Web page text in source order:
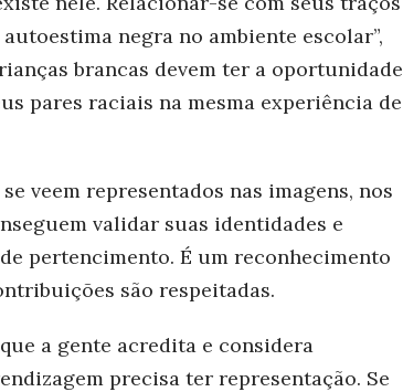
negra no ambiente escolar”,
brancas devem ter a oportunidade
pares raciais na mesma experiência de
veem representados nas imagens, nos
validar suas identidades e
pertencimento. É um reconhecimento
são respeitadas.
a gente acredita e considera
precisa ter representação. Se